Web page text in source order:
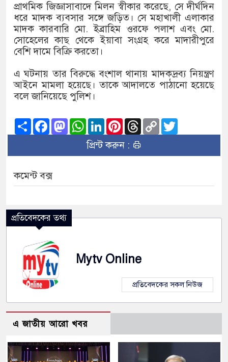
সার্ককে আরও গতিশীল করতে চায়
প্রেমের সম্পর্ক ছিন্ন না করায়
হামের উপসর্গে আরও ৬ প্রাণহানি,
জামায়াত ফেরেশতাদের দল নয়,
প্রাথমিক জিজ্ঞাসাবাদে মিলন স্বীকার করেছে, সে দীর্ঘদিন
ধরে মাদক ব্যবসার সঙ্গে জড়িত। সে মহাখালী এলাকার
মাদক কারবারি মো. ইব্রাহিম ওরফে পলাশ এবং মো.
সোহেলের কাছ থেকে ইয়াবা সংগ্রহ করে মাদারীপুরে
বেশি দামে বিক্রি করতো।
এ ঘটনায় তার বিরুদ্ধে বংশাল থানায় মাদকদ্রব্য নিয়ন্ত্রণ
আইনে মামলা হয়েছে। তাকে আদালতে পাঠানো হয়েছে
বলে জানিয়েছে পুলিশ।
ShareFacebook
Mastodon
WhatsApp
LinkedInPinterest
Threads
Copy
Link
প্রিন্ট করুন :
কমেন্ট বক্স
প্রতিবেদকের তথ্য
Mytv Online
প্রতিবেদকের সকল নিউজ
এ জাতীয় আরো খবর